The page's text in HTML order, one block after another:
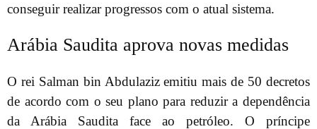
conseguir realizar progressos com o atual sistema.
Arábia Saudita aprova novas medidas
O rei Salman bin Abdulaziz emitiu mais de 50 decretos
de acordo com o seu plano para reduzir a dependência
da Arábia Saudita face ao petróleo. O príncipe